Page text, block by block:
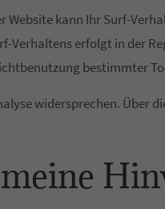
Website kann Ihr Surf-
Verhaltens erfolgt in der
bestimmter
widersprechen. Über